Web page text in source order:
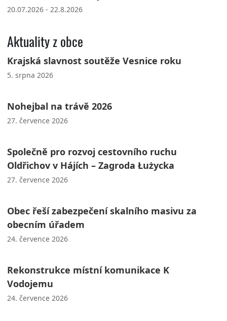
20.07.2026 - 22.8.2026
Aktuality z obce
Krajská slavnost soutěže Vesnice roku
5. srpna 2026
Nohejbal na trávě 2026
27. července 2026
Společně pro rozvoj cestovního ruchu
Oldřichov v Hájích – Zagroda Łużycka
27. července 2026
Obec řeší zabezpečení skalního masivu za
obecním úřadem
24. července 2026
Rekonstrukce místní komunikace K
Vodojemu
24. července 2026